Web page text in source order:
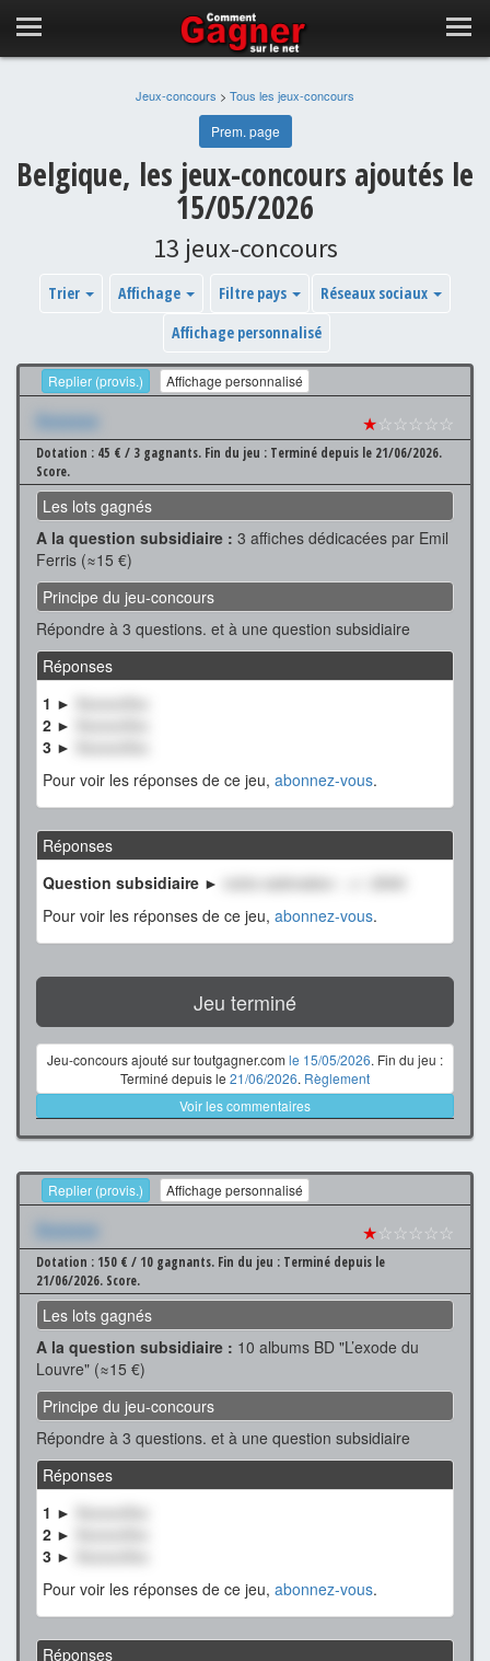
Jeux-concours > Tous les jeux-concours
Prem. page
Belgique, les jeux-concours ajoutés le
15/05/2026
13 jeux-concours
Trier Affichage Filtre pays
Réseaux sociaux
Affichage personnalisé
Replier (provis.) Affichage personnalisé
Xxxxxxx ★☆☆☆☆☆
Dotation : 45 € / 3 gagnants. Fin du jeu : Terminé depuis le 21/06/2026.
Score.
Les lots gagnés
A la question subsidiaire : 3 affiches dédicacées par Emil
Ferris (≈15 €)
Principe du jeu-concours
Répondre à 3 questions. et à une question subsidiaire
Réponses
1 ►
2 ►
3 ►
Pour voir les réponses de ce jeu, abonnez-vous.
Réponses
Question subsidiaire ►
notre estimation : +/- 2500
Pour voir les réponses de ce jeu, abonnez-vous.
Jeu terminé
Jeu-concours ajouté sur toutgagner.com le 15/05/2026. Fin du jeu :
Terminé depuis le 21/06/2026. Règlement
Voir les commentaires
Replier (provis.) Affichage personnalisé
Xxxxxxx ★☆☆☆☆☆
Dotation : 150 € / 10 gagnants. Fin du jeu : Terminé depuis le
21/06/2026. Score.
Les lots gagnés
A la question subsidiaire : 10 albums BD "L’exode du
Louvre" (≈15 €)
Principe du jeu-concours
Répondre à 3 questions. et à une question subsidiaire
Réponses
1 ►
XxxxxxXxx
2 ►
3 ►
Pour voir les réponses de ce jeu, abonnez-vous.
Réponses